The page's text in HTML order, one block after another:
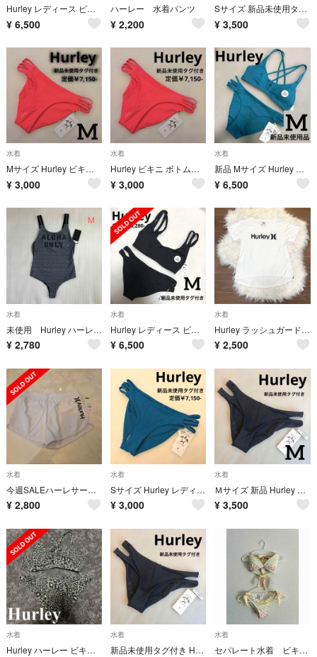
Hurley レディース ビキニ 上下セット Sサイズ 黒 新品未使用タグ付き
¥ 6,500
ハーレー 水着パンツ
¥ 2,200
Sサイズ 新品未使用タグ付き Hurley レディース ビキニ トップス 黒
¥ 3,500
水着
Mサイズ Hurley ビキニ ボトムス ショーツ ピンク 新品未使用タグ付き
¥ 3,000
水着
Hurley ビキニ ボトムス ショーツ ピンク 新品未使用タグ付き
¥ 3,000
水着
新品 Mサイズ Hurley ビキニ 上下セット ブルー 定価￥16,280-
¥ 6,500
水着
未使用 Hurley ハーレー ワンピース水着 M
¥ 2,780
水着
Hurley レディース ビキニ 上下セット Mサイズ 黒 新品未使用タグ付き
¥ 6,500
水着
Hurley ラッシュガード Tシャツ ホワイト Mサイズ
¥ 2,500
水着
今週SALEハーレサーフパンツ未使用★新品
¥ 2,800
水着
Sサイズ Hurley レディース ビキニ ボトムス ショーツ ミスティブルー
¥ 3,000
水着
Ｍサイズ 新品 Hurley レディース ビキニ ボトムス ショーツ 黒
¥ 3,500
水着
Hurley ハーレー ビキニ レオパード 水着 スイムウェア S グレー
水着
新品未使用タグ付き Hurley レディース ビキニ ボトムス ショーツ 黒
水着
セパレート水着 ビキニ ハーレー